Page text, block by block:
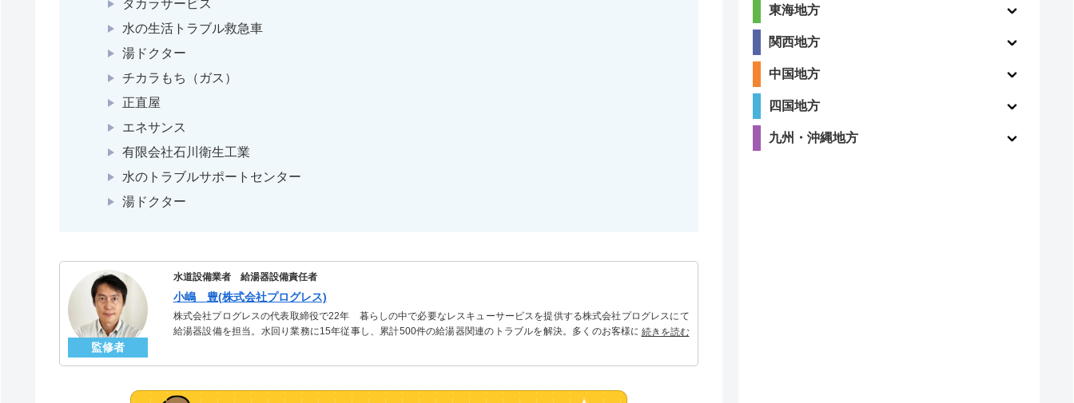
タカラサービス
水の生活トラブル救急車
湯ドクター
チカラもち（ガス）
正直屋
エネサンス
有限会社石川衛生工業
水のトラブルサポートセンター
湯ドクター
監修者
水道設備業者 給湯器設備責任者
小嶋 豊(株式会社プログレス)
株式会社プログレスの代表取締役で22年 暮らしの中で必要なレスキューサービスを提供する株式会社プログレスにて
給湯器設備を担当。水回り業務に15年従事し、累計500件の給湯器関連のトラブルを解決。多くのお客様に信頼される
続きを読む
東海地方
関西地方
中国地方
四国地方
九州・沖縄地方